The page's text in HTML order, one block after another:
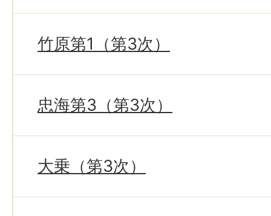
竹原第1（第3次）
忠海第3（第3次）
大乗（第3次）